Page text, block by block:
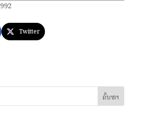
992
Twitter